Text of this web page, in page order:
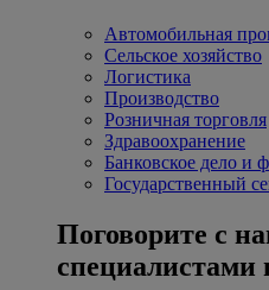
Автомобильная
Сельское хозяйство
Логистика
Производство
Розничная торговля
Здравоохранение
Банковское дело и
Государственный
Поговорите с
специалистами